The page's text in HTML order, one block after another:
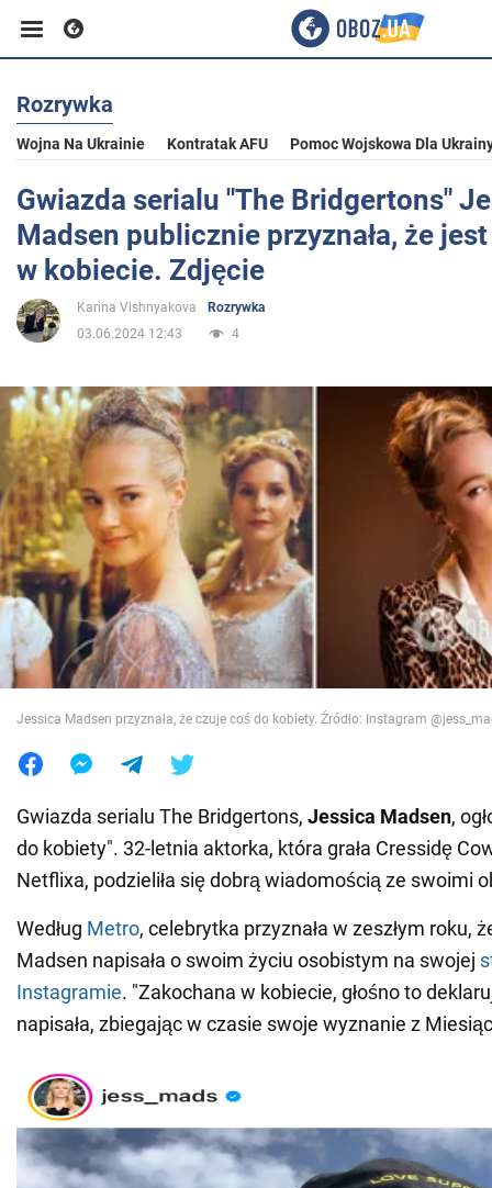
Biznes
Sport
Rozrywka
Życie
Polityka
Społeczeństwo
Wojna na Ukrainie
Świat
Jedzenie
Rozrywka
Wojna Na Ukrainie Kontratak AFU Pomoc Wojskowa Dla
Gwiazda serialu "The Bridgertons"
Madsen publicznie przyznała, że
w kobiecie. Zdjęcie
Karina Vishnyakova
Rozrywka
03.06.2024 12:43
4
Jessica Madsen przyznała, że czuje coś do kobiety. Źródło: Instagram
Gwiazda serialu The Bridgertons, Jessica Madsen,
do kobiety". 32-letnia aktorka, która grała Cressidę
Netflixa, podzieliła się dobrą wiadomością ze swoimi
Według Metro, celebrytka przyznała w zeszłym roku,
Madsen napisała o swoim życiu osobistym na swojej
Instagramie. "Zakochana w kobiecie, głośno to
napisała, zbiegając w czasie swoje wyznanie z